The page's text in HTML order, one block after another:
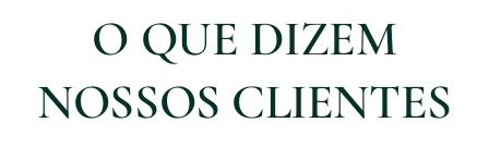
O QUE DIZEM
NOSSOS CLIENTES